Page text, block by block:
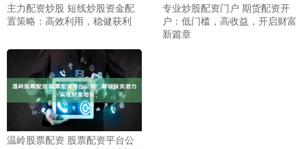
主力配资炒股 短线炒股资金配
置策略：高效利用，稳健获利
专业炒股配资门户 期货配资开
户：低门槛，高收益，开启财富
新篇章
温岭股票配资 股票配资平台公